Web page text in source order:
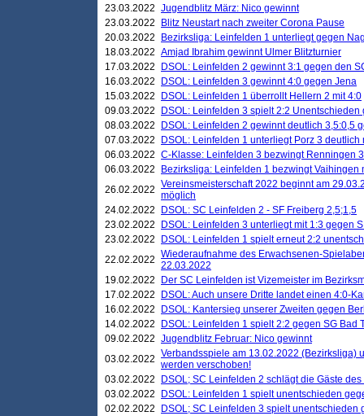
23.03.2022 Jugendblitz März: Nico gewinnt
23.03.2022
Blitz Neustart nach zweiter Corona Pause
20.03.2022
Bezirksliga: Leinfelden 1 unterliegt gegen
18.03.2022 Amjad Ibrahim gewinnt Ulmer Blitzturnier
17.03.2022
DSOL: Leinfelden 2 gewinnt 3:1 gegen den
16.03.2022
DSOL: Leinfelden 3 gewinnt 4:0 gegen Jena
15.03.2022
DSOL: Leinfelden 1 überrollt Hellern 2 mit 4:0
09.03.2022
DSOL: Leinfelden 3 spielt 2:2 Unentschieden
08.03.2022
DSOL: Leinfelden 2 gewinnt deutlich 3,5:0,5
07.03.2022
DSOL: Leinfelden 1 unterliegt Porz 3 deutlich
06.03.2022 C-Klasse: Leinfelden 3 bezwingt Renningen
06.03.2022
Bezirksliga: Leinfelden 1 bezwingt Vaihingen
26.02.2022 Vereinsmeisterschaft 2022 beginnt am
möglich
24.02.2022
DSOL: SC Leinfelden 2 - SF Freiberg 2,5;1,5
23.02.2022
DSOL: Leinfelden 3 unterliegt mit 1:3 gegen
23.02.2022
DSOL: Leinfelden 1 spielt erneut 2:2
22.02.2022 Wiederaufnahme des Erwachsenen-
22.03.2022
19.02.2022
Der SC Leinfelden ist Vizemeister im
17.02.2022
DSOL: Auch unsere Dritte landet einen 4:0-
16.02.2022
DSOL: Kantersieg unserer Zweiten gegen
14.02.2022
DSOL: Leinfelden 1 spielt 2:2 gegen SG Bad
09.02.2022 Jugendblitz Februar: Nico gewinnt
03.02.2022 Verbandsspiele am 13.02.2022 (Bezirksliga)
werden verschoben!
03.02.2022
DSOL; SC Leinfelden 2 schlägt die Gäste
03.02.2022
DSOL: Leinfelden 1 spielt unentschieden
02.02.2022
DSOL; SC Leinfelden 3 spielt unentschieden